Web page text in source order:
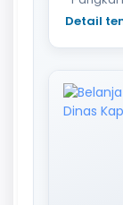
Detail